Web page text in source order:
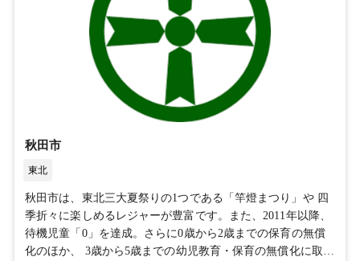
秋田市
東北
秋田市は、東北三大夏祭りの1つである「竿燈まつり」や 四
季折々に楽しめるレジャーが豊富です。また、2011年以降、
待機児童「0」を達成。さらに0歳から2歳までの保育の無償
化のほか、 3歳から5歳までの幼児教育・保育の無償化に取り